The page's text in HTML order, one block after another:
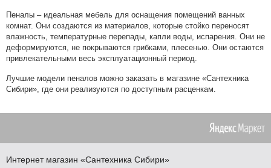
Пеналы – идеальная мебель для оснащения помещений ванных
комнат. Они создаются из материалов, которые стойко переносят
влажность, температурные перепады, капли воды, испарения. Они не
деформируются, не покрываются грибками, плесенью. Они остаются
привлекательными весь эксплуатационный период.
Лучшие модели пеналов можно заказать в магазине «Сантехника
Сибири», где они реализуются по доступным расценкам.
Интернет магазин «Сантехника Сибири»